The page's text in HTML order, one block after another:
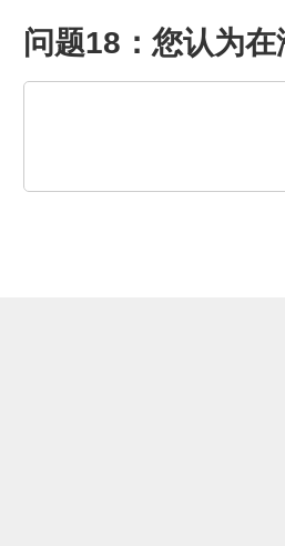
问题18：您认为